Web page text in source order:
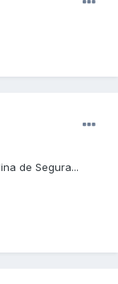
de Segura...